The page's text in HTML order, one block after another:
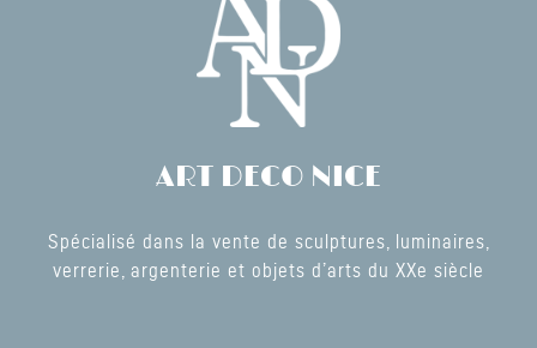
ART DECO NICE
Spécialisé dans la vente de sculptures, luminaires,
verrerie, argenterie et objets d’arts du XXe siècle